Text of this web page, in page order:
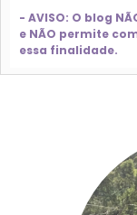
- AVISO: O blog
e NÃO permite
essa finalidade.